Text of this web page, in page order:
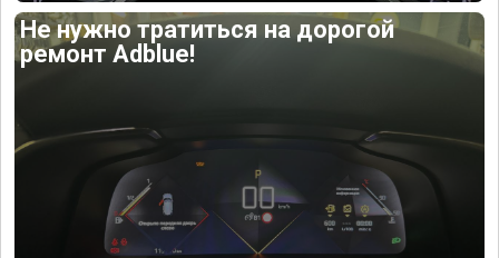
Не нужно тратиться на дорогой
ремонт Adblue!